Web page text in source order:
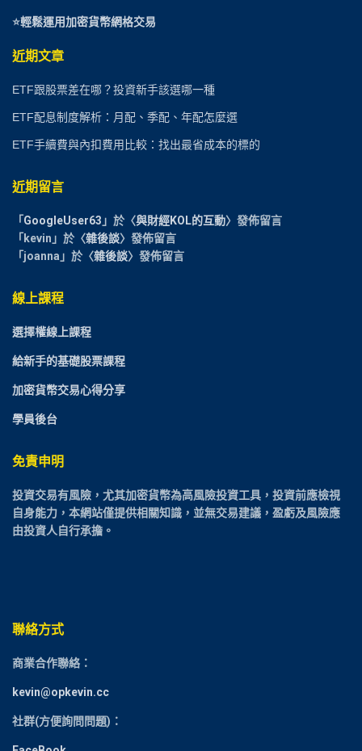
⭐輕鬆運用加密貨幣網格交易
近期文章
ETF跟股票差在哪？投資新手該選哪一種
ETF配息制度解析：月配、季配、年配怎麼選
ETF手續費與內扣費用比較：找出最省成本的標的
近期留言
「 GoogleUser63 」於〈與財經KOL的互動〉發佈留言
「 kevin 」於〈雜後談〉發佈留言
「 joanna 」於〈雜後談〉發佈留言
線上課程
選擇權線上課程
給新手的基礎股票課程
加密貨幣交易心得分享
學員後台
免責申明
投資交易有風險，尤其加密貨幣為高風險投資工具，投資前應檢視
自身能力，本網站僅提供相關知識，並無交易建議，盈虧及風險應
由投資人自行承擔。
聯絡方式
商業合作聯絡：
kevin@opkevin.cc
社群(方便詢問問題)：